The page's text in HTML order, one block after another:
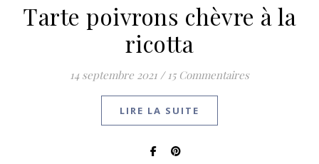
Tarte poivrons chèvre à la
ricotta
14 septembre 2021 / 15 Commentaires
LIRE LA SUITE